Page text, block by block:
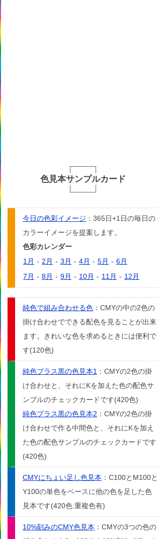
色見本サンプルカード
今日の色彩イメージ ：365日+1日の毎日の
カラーイメージを提案します。
色彩カレンダー
1月 - 2月 - 3月 - 4月 - 5月 - 6月
7月 - 8月 - 9月 - 10月 - 11月 - 12月
純色で組み合わせる色 ：CMYの中の2色の
掛け合わせでできる配色を見ることが出来
ます。きれいな色を求めるときには便利で
す(120色)
純色プラス黒の色見本1 ：CMYの2色の掛
け合わせと、それにKを加えた色の配色サ
ンプルのチェックカードです(420色)
純色プラス黒の色見本2 ：CMYの2色の掛
け合わせで作る中間色と、それにKを加え
た色の配色サンプルのチェックカードです
(420色)
CMYにちょい足し色見本 ：C100とM100と
Y100の単色をベースに他の色を足した色
見本です(420色:重複色有)
10%刻みのCMY色見本 ：CMYの3つの色の